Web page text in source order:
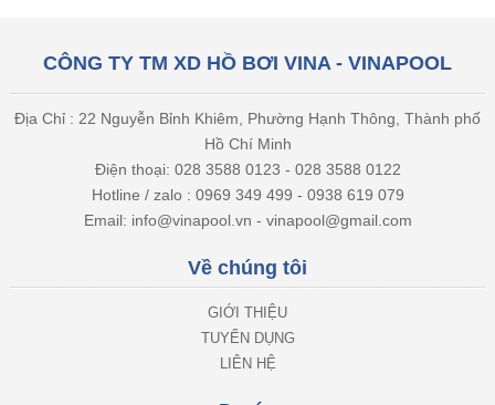
CÔNG TY TM XD HỒ BƠI VINA - VINAPOOL
Địa Chỉ : 22 Nguyễn Bỉnh Khiêm, Phường Hạnh Thông, Thành phố
Hồ Chí Minh
Điện thoại: 028 3588 0123 - 028 3588 0122
Hotline / zalo : 0969 349 499 - 0938 619 079
Email: info@vinapool.vn - vinapool@gmail.com
Về chúng tôi
GIỚI THIỆU
TUYỂN DỤNG
LIÊN HỆ